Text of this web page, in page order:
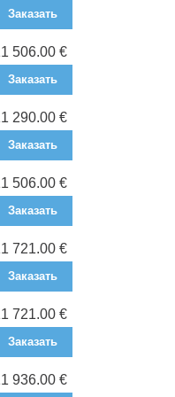
Заказать
506.00 €
Заказать
290.00 €
Заказать
506.00 €
Заказать
721.00 €
Заказать
721.00 €
Заказать
936.00 €